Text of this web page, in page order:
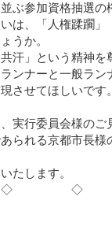
ぶ参加資格抽選の
は、「人権蹂躙
うか。
汗」という精神を
ンナーと一般ラン
させてほしいです
実行委員会様のご
られる京都市長
たします。
◇